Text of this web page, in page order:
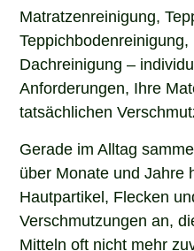
Matratzenreinigung,
Dachreinigung –
Anforderungen, Ihre
tatsächlichen
Gerade im Alltag
über Monate und Jahre
Hautpartikel, Flecken
Verschmutzungen an,
Mitteln oft nicht mehr